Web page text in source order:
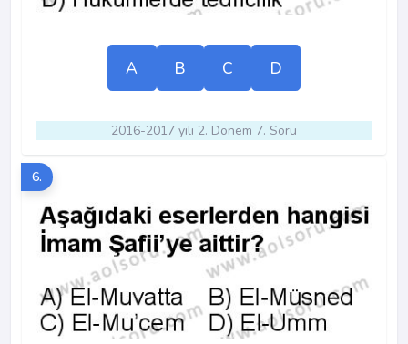
A B C D
2016-2017 yılı 2. Dönem 7. Soru
6.